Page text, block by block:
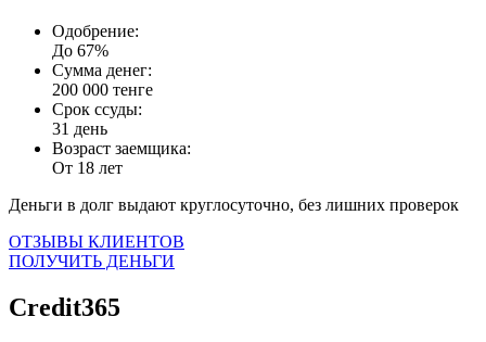
Одобрение:
До 67%
Сумма денег:
200 000 тенге
Срок ссуды:
31 день
Возраст заемщика:
От 18 лет
Деньги в долг выдают круглосуточно, без лишних проверок
ОТЗЫВЫ КЛИЕНТОВ
ПОЛУЧИТЬ ДЕНЬГИ
Credit365